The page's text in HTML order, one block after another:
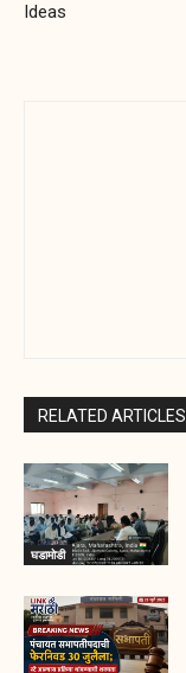
Ideas
RELATED ARTICLES
घडामोडी